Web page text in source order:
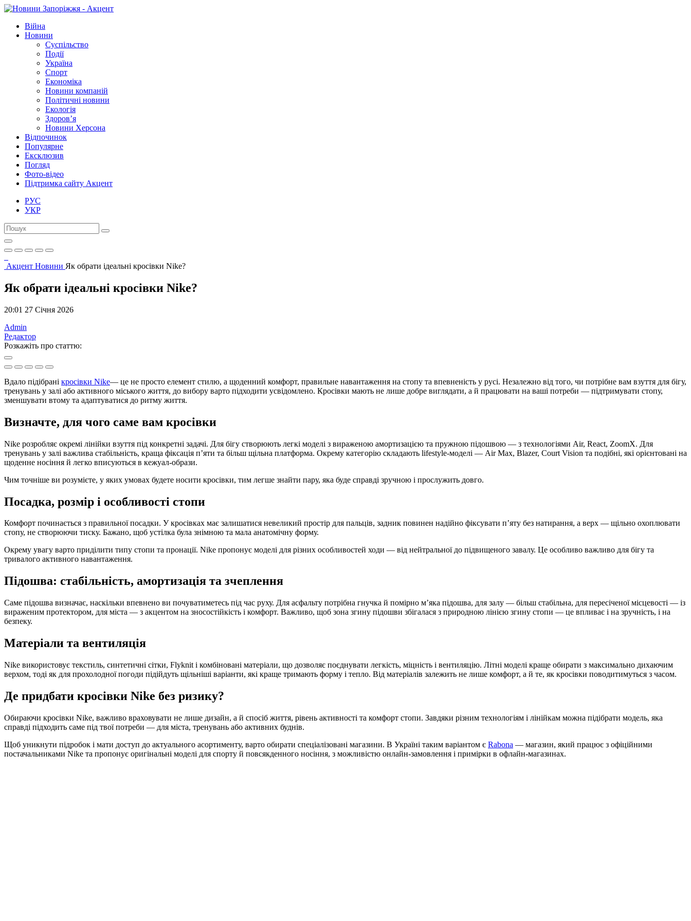
Війна
Новини
Суспільство
Події
Україна
Спорт
Економіка
Новини компаній
Політичні новини
Екологія
Здоров’я
Новини Херсона
Відпочинок
Популярне
Ексклюзив
Погляд
Фото-відео
Підтримка сайту Акцент
РУС
УКР
Акцент Новини Як обрати ідеальні кросівки Nike?
Як обрати ідеальні кросівки Nike?
20:01 27 Січня 2026
Admin
Редактор
Розкажіть про статтю:
Вдало підібрані кросівки Nike— це не просто елемент стилю, а щоденний комфорт, правильне навантаження на стопу та впевненість у русі. Незалежно від того, чи потрібне вам взуття для бігу,
тренувань у залі або активного міського життя, до вибору варто підходити усвідомлено. Кросівки мають не лише добре виглядати, а й працювати на ваші потреби — підтримувати стопу,
зменшувати втому та адаптуватися до ритму життя.
Визначте, для чого саме вам кросівки
Nike розробляє окремі лінійки взуття під конкретні задачі. Для бігу створюють легкі моделі з вираженою амортизацією та пружною підошвою — з технологіями Air, React, ZoomX. Для
тренувань у залі важлива стабільність, краща фіксація п’яти та більш щільна платформа. Окрему категорію складають lifestyle-моделі — Air Max, Blazer, Court Vision та подібні, які орієнтовані на
щоденне носіння й легко вписуються в кежуал-образи.
Чим точніше ви розумієте, у яких умовах будете носити кросівки, тим легше знайти пару, яка буде справді зручною і прослужить довго.
Посадка, розмір і особливості стопи
Комфорт починається з правильної посадки. У кросівках має залишатися невеликий простір для пальців, задник повинен надійно фіксувати п’яту без натирання, а верх — щільно охоплювати
стопу, не створюючи тиску. Бажано, щоб устілка була знімною та мала анатомічну форму.
Окрему увагу варто приділити типу стопи та пронації. Nike пропонує моделі для різних особливостей ходи — від нейтральної до підвищеного завалу. Це особливо важливо для бігу та
тривалого активного навантаження.
Підошва: стабільність, амортизація та зчеплення
Саме підошва визначає, наскільки впевнено ви почуватиметесь під час руху. Для асфальту потрібна гнучка й помірно м’яка підошва, для залу — більш стабільна, для пересіченої місцевості — із
вираженим протектором, для міста — з акцентом на зносостійкість і комфорт. Важливо, щоб зона згину підошви збігалася з природною лінією згину стопи — це впливає і на зручність, і на
безпеку.
Матеріали та вентиляція
Nike використовує текстиль, синтетичні сітки, Flyknit і комбіновані матеріали, що дозволяє поєднувати легкість, міцність і вентиляцію. Літні моделі краще обирати з максимально дихаючим
верхом, тоді як для прохолодної погоди підійдуть щільніші варіанти, які краще тримають форму і тепло. Від матеріалів залежить не лише комфорт, а й те, як кросівки поводитимуться з часом.
Де придбати кросівки Nike без ризику?
Обираючи кросівки Nike, важливо враховувати не лише дизайн, а й спосіб життя, рівень активності та комфорт стопи. Завдяки різним технологіям і лінійкам можна підібрати модель, яка
справді підходить саме під твої потреби — для міста, тренувань або активних буднів.
Щоб уникнути підробок і мати доступ до актуального асортименту, варто обирати спеціалізовані магазини. В Україні таким варіантом є Rabona — магазин, який працює з офіційними
постачальниками Nike та пропонує оригінальні моделі для спорту й повсякденного носіння, з можливістю онлайн-замовлення і примірки в офлайн-магазинах.